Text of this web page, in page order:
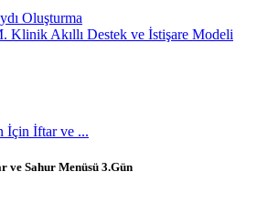
Oluşturma
Klinik Akıllı Destek ve İstişare Modeli
İçin İftar ve ...
ve Sahur Menüsü 3.Gün